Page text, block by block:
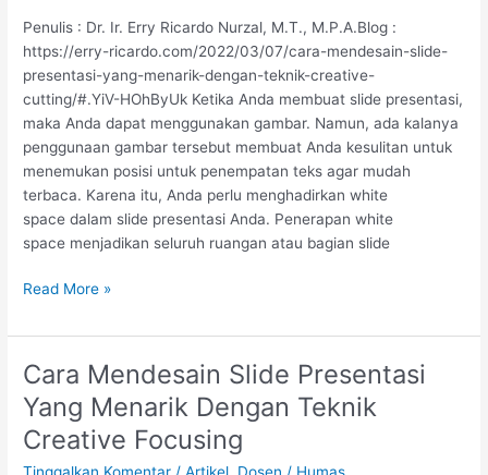
Penulis : Dr. Ir. Erry Ricardo Nurzal, M.T., M.P.A.Blog :
https://erry-ricardo.com/2022/03/07/cara-mendesain-slide-
presentasi-yang-menarik-dengan-teknik-creative-
cutting/#.YiV-HOhByUk Ketika Anda membuat slide presentasi,
maka Anda dapat menggunakan gambar. Namun, ada kalanya
penggunaan gambar tersebut membuat Anda kesulitan untuk
menemukan posisi untuk penempatan teks agar mudah
terbaca. Karena itu, Anda perlu menghadirkan white
space dalam slide presentasi Anda. Penerapan white
space menjadikan seluruh ruangan atau bagian slide
Dengan
Teknik
Creative
Cutting
Read More »
Cara Mendesain Slide Presentasi
Yang Menarik Dengan Teknik
Creative Focusing
Cara
Mendesain
Slide
Presentasi
Yang